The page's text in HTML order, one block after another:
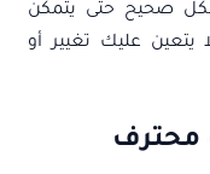
صحيح حتى يتمكن
عليك تغيير أو
محترف